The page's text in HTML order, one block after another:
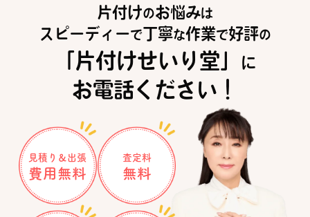
片付けのお悩みは
スピーディーで丁寧な作業で好評の
「片付けせいり堂」 に
お電話ください！
見積り＆出張
費用無料
査定料
無料